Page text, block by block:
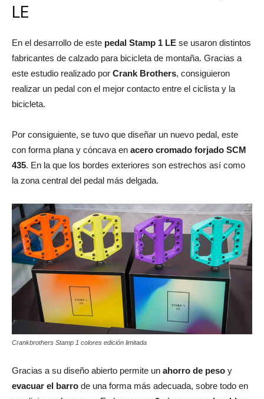
LE
En el desarrollo de este pedal Stamp 1 LE se usaron distintos
fabricantes de calzado para bicicleta de montaña. Gracias a
este estudio realizado por Crank Brothers, consiguieron
realizar un pedal con el mejor contacto entre el ciclista y la
bicicleta.
Por consiguiente, se tuvo que diseñar un nuevo pedal, este
con forma plana y cóncava en acero cromado forjado SCM
435. En la que los bordes exteriores son estrechos así como
la zona central del pedal más delgada.
Crankbrothers Stamp 1 colores edición limitada
Gracias a su diseño abierto permite un ahorro de peso y
evacuar el barro de una forma más adecuada, sobre todo en